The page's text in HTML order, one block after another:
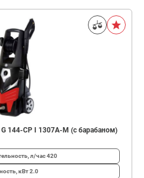
144-CP I 1307A-M (с барабаном)
л/час420
кВт2.0